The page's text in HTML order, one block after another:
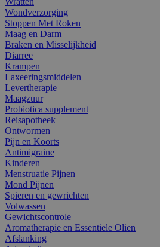
Wondverzorging
Stoppen Met Roken
Maag en Darm
Braken en Misselijkheid
Diarree
Krampen
Laxeeringsmiddelen
Levertherapie
Maagzuur
Probiotica supplement
Reisapotheek
Ontwormen
Pijn en Koorts
Antimigraine
Kinderen
Menstruatie Pijnen
Mond Pijnen
Spieren en gewrichten
Volwassen
Gewichtscontrole
Aromatherapie en Essentiele Olien
Afslanking